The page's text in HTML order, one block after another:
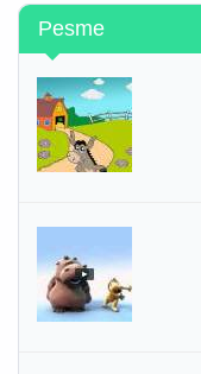
Pesme